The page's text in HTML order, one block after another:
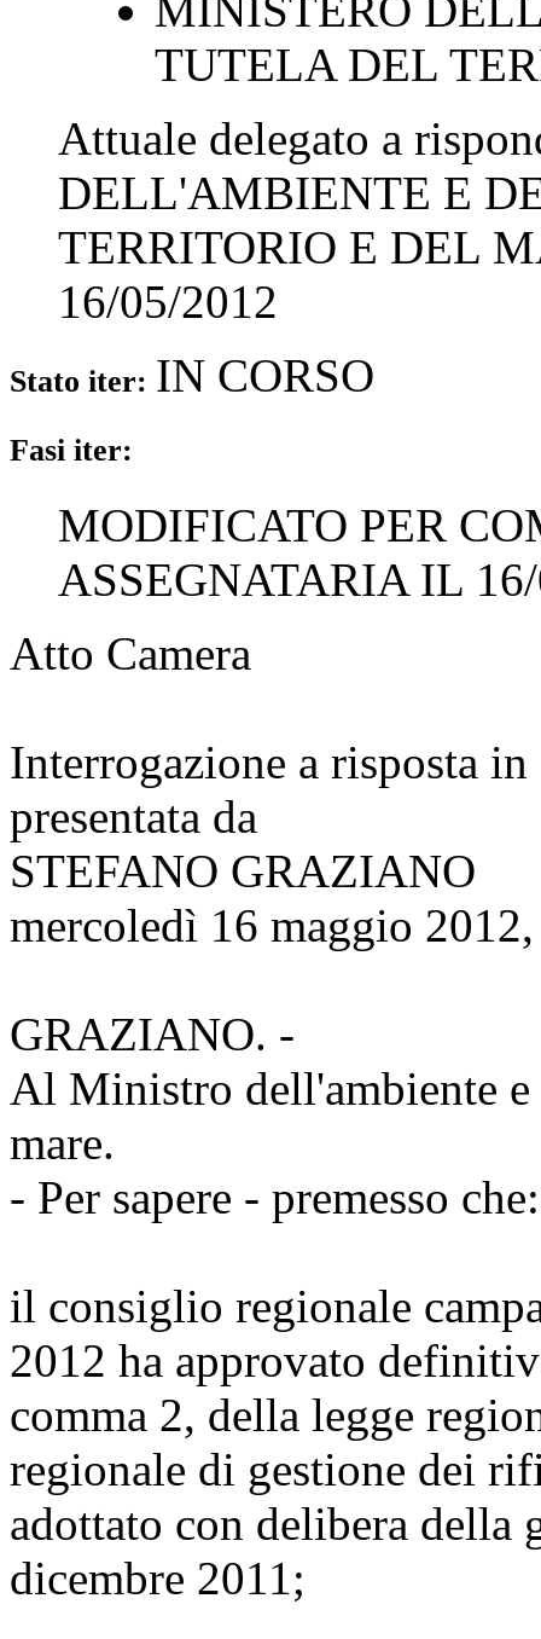
TUTELA DEL
Attuale delegato a
DELL'AMBIENTE E
TERRITORIO E DEL
16/05/2012
Stato iter: IN CORSO
Fasi iter:
MODIFICATO PER
ASSEGNATARIA IL
Atto Camera
Interrogazione a risposta
presentata da
STEFANO GRAZIANO
mercoledì 16 maggio
GRAZIANO. -
Al Ministro dell'ambiente
mare.
- Per sapere - premesso che:
il consiglio regionale
2012 ha approvato
comma 2, della legge
regionale di gestione dei
adottato con delibera della
dicembre 2011;